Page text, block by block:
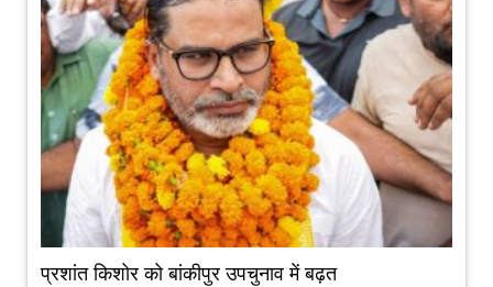
प्रशांत किशोर को बांकीपुर उपचुनाव में बढ़त